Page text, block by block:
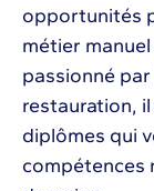
opportunités
métier
passionné
restauration,
diplômes qui
compétences